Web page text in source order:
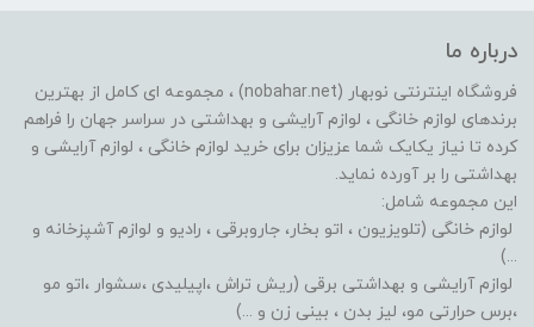
درباره ما
فروشگاه اینترنتی نوبهار (nobahar.net) ، مجموعه ای کامل از بهترین
برندهای لوازم خانگی ، لوازم آرایشی و بهداشتی در سراسر جهان را فراهم
کرده تا نیاز یکایک شما عزیزان برای خرید لوازم خانگی ، لوازم آرایشی و
بهداشتی را بر آورده نماید.
این مجموعه شامل:
لوازم خانگی (تلویزیون ، اتو بخار، جاروبرقی ، رادیو و لوازم آشپزخانه و
...)
لوازم آرایشی و بهداشتی برقی (ریش تراش ،اپیلیدی ،سشوار ،اتو مو
،برس حرارتی مو، لیز بدن ، بینی زن و ...)